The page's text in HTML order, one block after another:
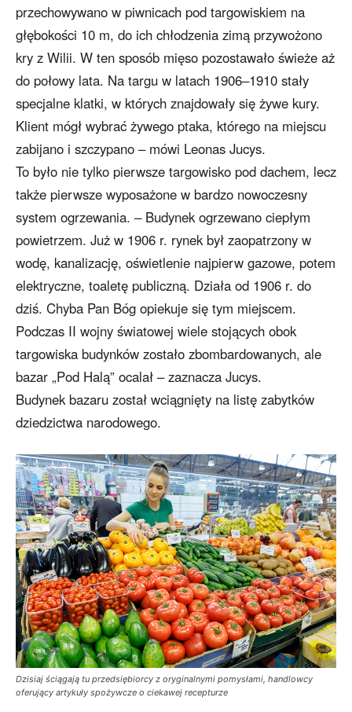
przechowywano w piwnicach pod targowiskiem na
głębokości 10 m, do ich chłodzenia zimą przywożono
kry z Wilii. W ten sposób mięso pozostawało świeże aż
do połowy lata. Na targu w latach 1906–1910 stały
specjalne klatki, w których znajdowały się żywe kury.
Klient mógł wybrać żywego ptaka, którego na miejscu
zabijano i szczypano – mówi Leonas Jucys.
To było nie tylko pierwsze targowisko pod dachem, lecz
także pierwsze wyposażone w bardzo nowoczesny
system ogrzewania. – Budynek ogrzewano ciepłym
powietrzem. Już w 1906 r. rynek był zaopatrzony w
wodę, kanalizację, oświetlenie najpierw gazowe, potem
elektryczne, toaletę publiczną. Działa od 1906 r. do
dziś. Chyba Pan Bóg opiekuje się tym miejscem.
Podczas II wojny światowej wiele stojących obok
targowiska budynków zostało zbombardowanych, ale
bazar „Pod Halą” ocalał – zaznacza Jucys.
Budynek bazaru został wciągnięty na listę zabytków
dziedzictwa narodowego.
Dzisiaj ściągają tu przedsiębiorcy z oryginalnymi pomysłami, handlowcy
oferujący artykuły spożywcze o ciekawej recepturze